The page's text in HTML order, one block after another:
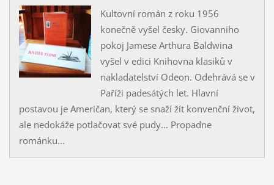
Kultovní román z roku 1956
konečně vyšel česky. Giovanniho
pokoj Jamese Arthura Baldwina
vyšel v edici Knihovna klasiků v
nakladatelství Odeon. Odehrává se v
Paříži padesátých let. Hlavní
postavou je Američan, který se snaží žít konvenční život,
ale nedokáže potlačovat své pudy... Propadne
románku...